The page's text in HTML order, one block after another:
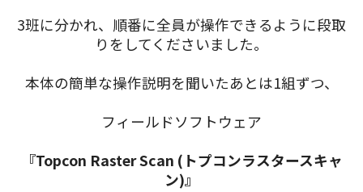
3班に分かれ、順番に全員が操作できるように段取
りをしてくださいました。
本体の簡単な操作説明を聞いたあとは1組ずつ、
フィールドソフトウェア
『Topcon Raster Scan (トプコンラスタースキャ
ン)』